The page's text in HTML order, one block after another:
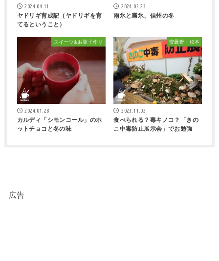
2024.04.11
ヤドリギ育成記（ヤドリギを育
てるということ）
2024.03.23
雨氷と霧氷、信州の冬
スイーツ&お菓子作り
2024.01.28
カルディ「シモンコール」のホ
ットチョコと冬の味
安曇野・松本
2023.11.02
食べられる？毒キノコ？「きの
こ中毒防止展示会」でお勉強
広告